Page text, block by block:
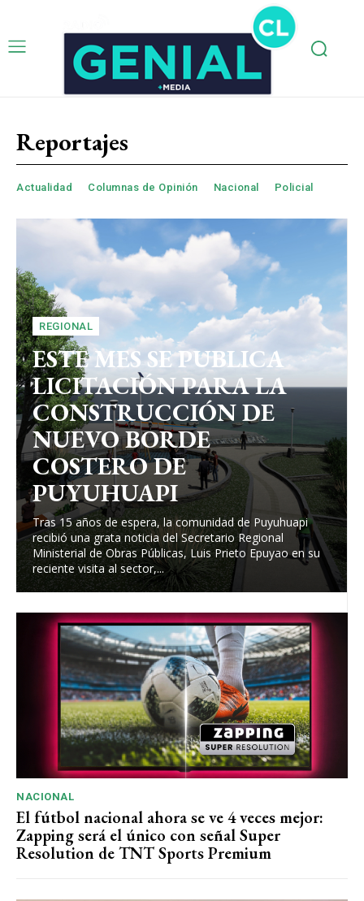
Reportajes
Actualidad Columnas de Opinión Nacional Policial
REGIONAL
ESTE MES SE PUBLICA
LICITACIÓN PARA LA
CONSTRUCCIÓN DE
NUEVO BORDE
COSTERO DE
PUYUHUAPI
Tras 15 años de espera, la comunidad de Puyuhuapi
recibió una grata noticia del Secretario Regional
Ministerial de Obras Públicas, Luis Prieto Epuyao en su
reciente visita al sector,...
NACIONAL
El fútbol nacional ahora se ve 4 veces mejor:
Zapping será el único con señal Super
Resolution de TNT Sports Premium